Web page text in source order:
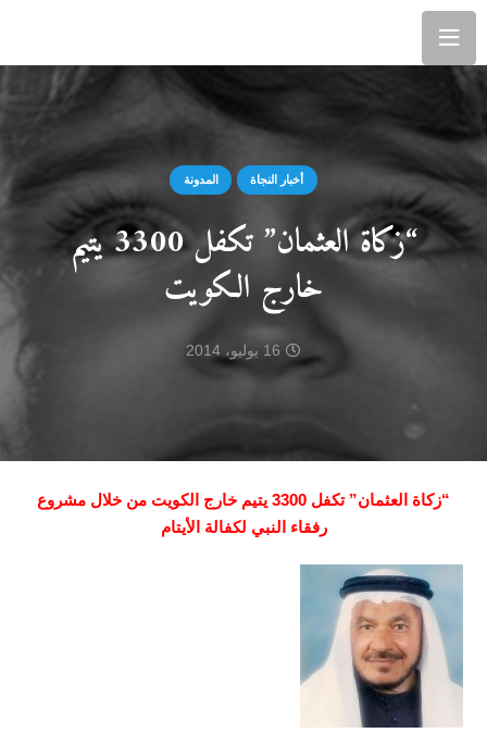
أخبار النجاة المدونة
“زكاة العثمان” تكفل 3300 يتيم
خارج الكويت
16 يوليو، 2014
“زكاة العثمان” تكفل 3300 يتيم خارج الكويت من خلال مشروع
رفقاء النبي لكفالة الأيتام